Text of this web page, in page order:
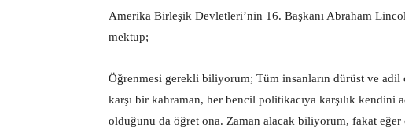
Amerika Birleşik Devletleri’nin 16. Başkanı Abraham
mektup;
Öğrenmesi gerekli biliyorum; Tüm insanların dürüst ve adil
karşı bir kahraman, her bencil politikacıya karşılık kendini
olduğunu da öğret ona. Zaman alacak biliyorum, fakat